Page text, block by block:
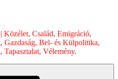
Közélet, Család, Emigráció,
Gazdaság, Bel- és Külpolitika,
Tapasztalat, Vélemény.